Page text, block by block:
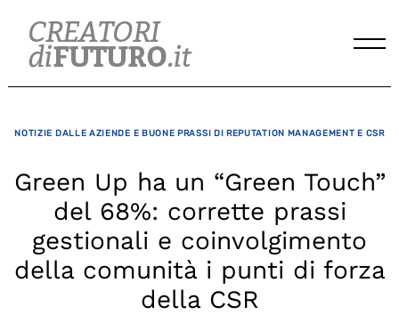
content
NOTIZIE DALLE AZIENDE E BUONE PRASSI DI REPUTATION MANAGEMENT E CSR
Green Up ha un “Green Touch”
del 68%: corrette prassi
gestionali e coinvolgimento
della comunità i punti di forza
della CSR